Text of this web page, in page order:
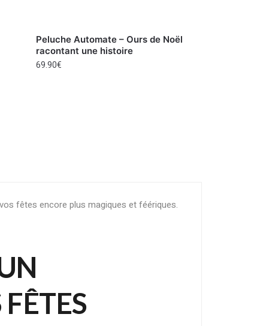
Peluche Automate – Ours de Noël
racontant une histoire
69.90€
fêtes encore plus magiques et féériques.